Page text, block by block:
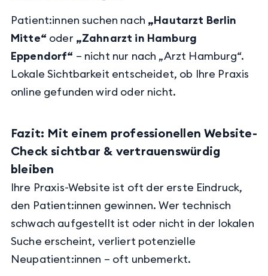
Patient:innen suchen nach „Hautarzt Berlin
Mitte“ oder „Zahnarzt in Hamburg
Eppendorf“ – nicht nur nach „Arzt Hamburg“.
Lokale Sichtbarkeit entscheidet, ob Ihre Praxis
online gefunden wird oder nicht.
Fazit: Mit einem professionellen Website-
Check sichtbar & vertrauenswürdig
bleiben
Ihre Praxis-Website ist oft der erste Eindruck,
den Patient:innen gewinnen. Wer technisch
schwach aufgestellt ist oder nicht in der lokalen
Suche erscheint, verliert potenzielle
Neupatient:innen – oft unbemerkt.